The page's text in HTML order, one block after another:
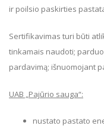
ir poilsio paskirties
Sertifikavimas turi būti
tinkamais naudoti;
pardavimą; išnuomojant
UAB „Pajūrio sauga“:
nustato pastato